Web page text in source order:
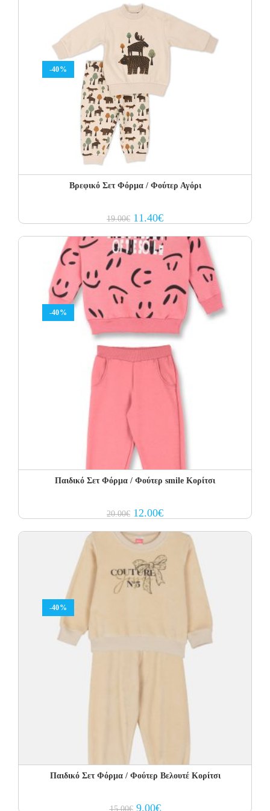
-40%
Βρεφικό Σετ Φόρμα / Φούτερ Αγόρι
19.00€ Original
price
19.00€.
11.40€Current
price
11.40€.
-40%
Παιδικό Σετ Φόρμα / Φούτερ smile Κορίτσι
20.00€ Original
price
20.00€.
12.00€Current
price
12.00€.
-40%
Παιδικό Σετ Φόρμα / Φούτερ Βελουτέ Κορίτσι
15.00€ Original
9.00€Current